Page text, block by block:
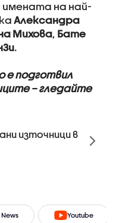
на най-
Александра
Михова, Бате
.
е подготвил
– гледайте
източници в
Youtube